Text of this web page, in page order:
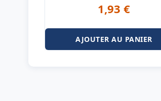
1,93 €
AJOUTER AU PANIER